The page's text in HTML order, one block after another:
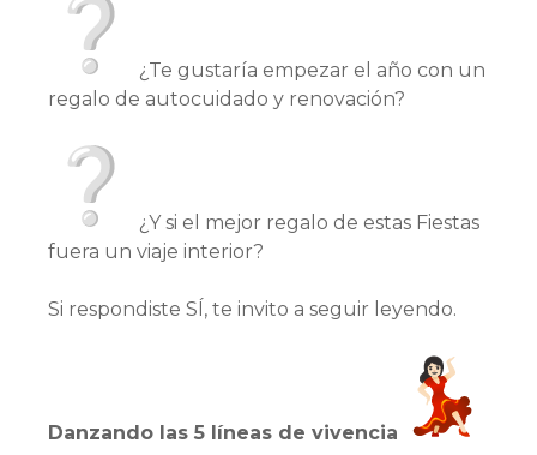
¿Te gustaría empezar el año con un
regalo de autocuidado y renovación?
¿Y si el mejor regalo de estas Fiestas
fuera un viaje interior?
Si respondiste SÍ, te invito a seguir leyendo.
Danzando las 5 líneas de vivencia